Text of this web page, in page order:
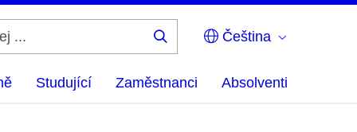
Čeština
Studující Zaměstnanci Absolventi